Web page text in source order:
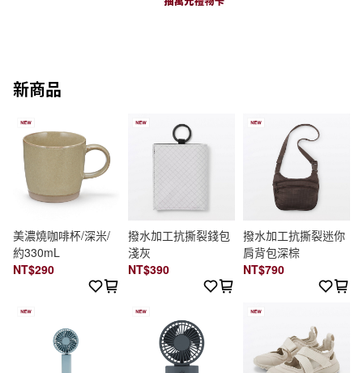
新商品
美濃燒咖啡杯/深米/
約330mL
NT$290
撥水加工抗撕裂錢包
淺灰
NT$390
撥水加工抗撕裂迷你
肩背包深棕
NT$790